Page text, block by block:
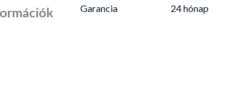
Garancia 24 hónap